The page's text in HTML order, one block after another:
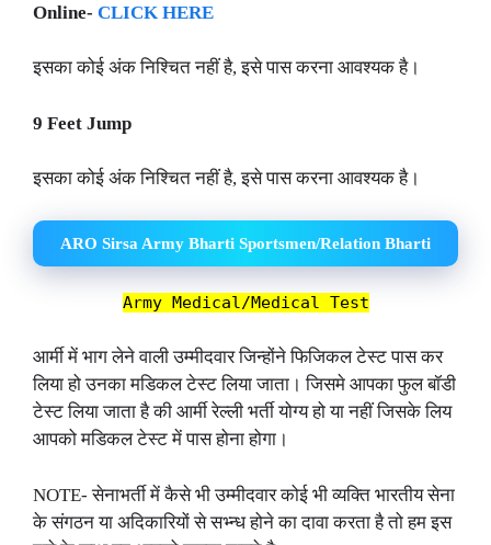
Online- CLICK HERE
इसका कोई अंक निश्चित नहीं है, इसे पास करना आवश्यक है।
9 Feet Jump
इसका कोई अंक निश्चित नहीं है, इसे पास करना आवश्यक है।
ARO Sirsa Army Bharti Sportsmen/Relation Bharti
Army Medical/Medical Test
आर्मी में भाग लेने वाली उम्मीदवार जिन्होंने फिजिकल टेस्ट पास कर
लिया हो उनका मडिकल टेस्ट लिया जाता। जिसमे आपका फुल बॉडी
टेस्ट लिया जाता है की आर्मी रेल्ली भर्ती योग्य हो या नहीं जिसके लिय
आपको मडिकल टेस्ट में पास होना होगा।
NOTE- सेनाभर्ती में कैसे भी उम्मीदवार कोई भी व्यक्ति भारतीय सेना
के संगठन या अदिकारियों से सभ्न्ध होने का दावा करता है तो हम इस